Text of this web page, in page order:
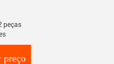
peças
preço